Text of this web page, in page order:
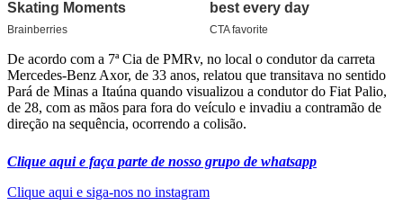
De acordo com a 7ª Cia de PMRv, no local o condutor da carreta
Mercedes-Benz Axor, de 33 anos, relatou que transitava no sentido
Pará de Minas a Itaúna quando visualizou a condutor do Fiat Palio,
de 28, com as mãos para fora do veículo e invadiu a contramão de
direção na sequência, ocorrendo a colisão.
Clique aqui e faça parte de nosso grupo de whatsapp
Clique aqui e siga-nos no instagram